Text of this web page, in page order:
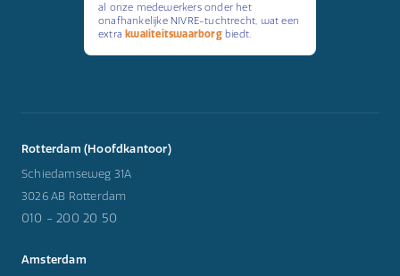
al onze medewerkers onder het
onafhankelijke NIVRE-tuchtrecht, wat een
extrakwaliteitswaarborgbiedt.
Rotterdam (Hoofdkantoor)
Schiedamseweg 31A
3026 AB Rotterdam
010 - 200 20 50
Amsterdam